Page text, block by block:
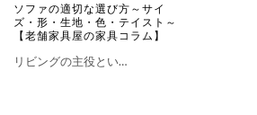
ソファの適切な選び方～サイ
ズ・形・生地・色・テイスト～
【老舗家具屋の家具コラム】
リビングの主役とい…